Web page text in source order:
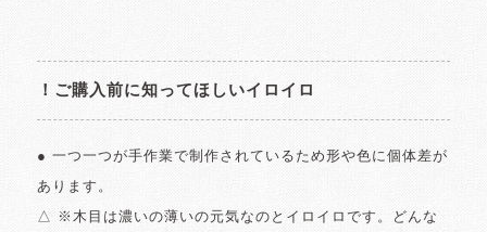
！ご購入前に知ってほしいイロイロ
● 一つ一つが手作業で制作されているため形や色に個体差が
あります。
△ ※木目は濃いの薄いの元気なのとイロイロです。どんな